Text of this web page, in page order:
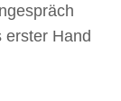
erster Hand